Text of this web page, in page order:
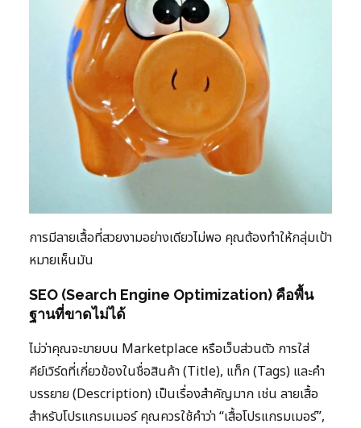
การมีลายเสื้อที่สวยงามอย่างเดียวไม่พอ คุณต้องทำให้กลุ่มเป้า
หมายเห็นมัน
SEO (Search Engine Optimization) คือพื้น
ฐานที่ขาดไม่ได้
ไม่ว่าคุณจะขายบน Marketplace หรือเว็บส่วนตัว การใส่
คีย์เวิร์ดที่เกี่ยวข้องในชื่อสินค้า (Title), แท็ก (Tags) และคำ
บรรยาย (Description) เป็นเรื่องสำคัญมาก เช่น ลายเสื้อ
สำหรับโปรแกรมเมอร์ คุณควรใช้คำว่า “เสื้อโปรแกรมเมอร์”,